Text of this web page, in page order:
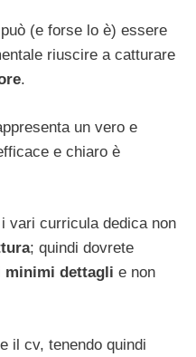
(e forse lo è) essere
riuscire a catturare
.
un vero e
e chiaro è
vari curricula dedica non
; quindi dovrete
minimi dettagli e non
il cv, tenendo quindi